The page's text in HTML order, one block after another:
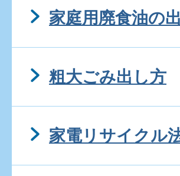
家庭用廃食油の
粗大ごみ出し方
家電リサイクル